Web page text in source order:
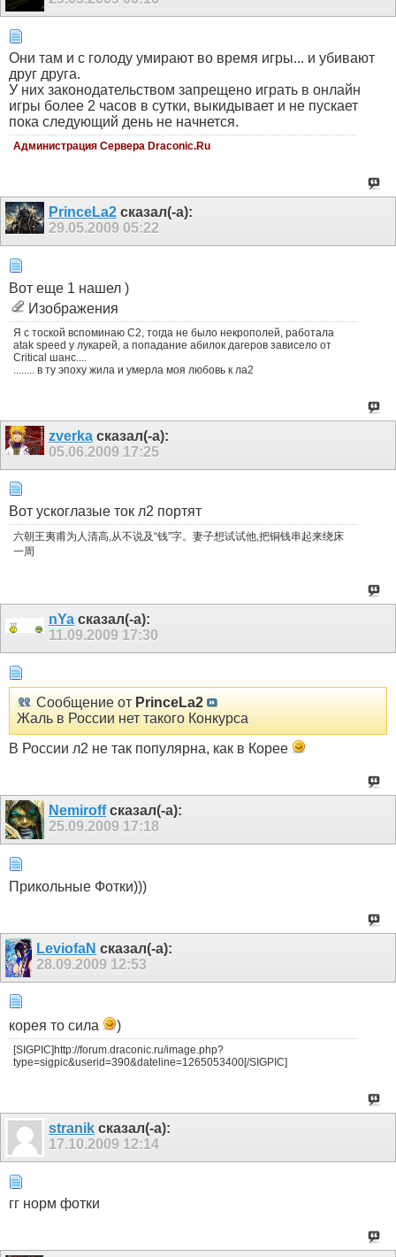
Они там и с голоду умирают во время игры... и убивают
друг друга.
У них законодательством запрещено играть в онлайн
игры более 2 часов в сутки, выкидывает и не пускает
пока следующий день не начнется.
Администрация Сервера Draconic.Ru
PrinceLa2 сказал(-а):
29.05.2009 05:22
Вот еще 1 нашел )
Изображения
Я с тоской вспоминаю С2, тогда не было некрополей, работала
atak speed у лукарей, а попадание абилок дагеров зависело от
Critical шанс....
........ в ту эпоху жила и умерла моя любовь к ла2
zverka сказал(-а):
05.06.2009 17:25
Вот ускоглазые ток л2 портят
六朝王夷甫为人清高,从不说及“钱”字。妻子想试试他,把铜钱串起来绕床
一周
nYa сказал(-а):
11.09.2009 17:30
Сообщение от PrinceLa2
Жаль в России нет такого Конкурса
В России л2 не так популярна, как в Корее
Nemiroffсказал(-а):
25.09.2009 17:18
Прикольные Фотки)))
LeviofaN сказал(-а):
28.09.2009 12:53
корея то сила )
[SIGPIC]http://forum.draconic.ru/image.php?
type=sigpic&userid=390&dateline=1265053400[/SIGPIC]
stranik сказал(-а):
17.10.2009 12:14
гг норм фотки